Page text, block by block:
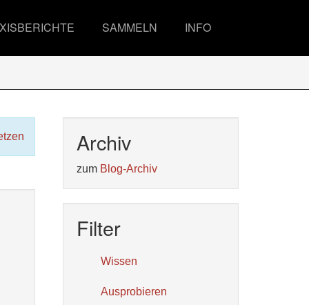
SAMMELN INFO
Archiv
zum Blog-Archiv
Filter
Wissen
Ausprobieren